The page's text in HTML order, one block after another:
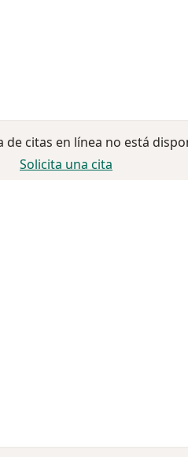
de citas en línea no está
Solicita una cita